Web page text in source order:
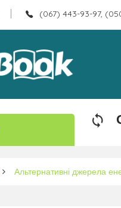
(067) 443-93-97,
Альтернативні джерела